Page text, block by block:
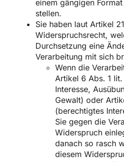
einem gängigen
stellen.
Sie haben laut Artikel
Widerspruchsrecht,
Durchsetzung eine
Verarbeitung mit sich
Wenn die
Artikel 6 Abs. 1
Interesse,
Gewalt) oder
(berechtigtes
Sie gegen die
Widerspruch
danach so rasch
diesem